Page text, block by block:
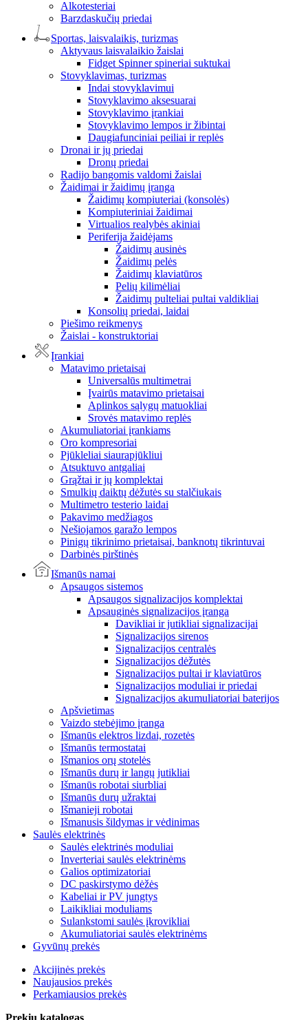
Alkotesteriai
Barzdaskučių priedai
Sportas, laisvalaikis, turizmas
Aktyvaus laisvalaikio žaislai
Fidget Spinner spineriai suktukai
Stovyklavimas, turizmas
Indai stovyklavimui
Stovyklavimo aksesuarai
Stovyklavimo įrankiai
Stovyklavimo lempos ir žibintai
Daugiafunciniai peiliai ir replės
Dronai ir jų priedai
Dronų priedai
Radijo bangomis valdomi žaislai
Žaidimai ir žaidimų įranga
Žaidimų kompiuteriai (konsolės)
Kompiuteriniai žaidimai
Virtualios realybės akiniai
Periferija žaidėjams
Žaidimų ausinės
Žaidimų pelės
Žaidimų klaviatūros
Pelių kilimėliai
Žaidimų pulteliai pultai valdikliai
Konsolių priedai, laidai
Piešimo reikmenys
Žaislai - konstruktoriai
Įrankiai
Matavimo prietaisai
Universalūs multimetrai
Įvairūs matavimo prietaisai
Aplinkos sąlygų matuokliai
Srovės matavimo replės
Akumuliatoriai įrankiams
Oro kompresoriai
Pjūkleliai siaurapjūkliui
Atsuktuvo antgaliai
Grąžtai ir jų komplektai
Smulkių daiktų dėžutės su stalčiukais
Multimetro testerio laidai
Pakavimo medžiagos
Nešiojamos garažo lempos
Pinigų tikrinimo prietaisai, banknotų tikrintuvai
Darbinės pirštinės
Išmanūs namai
Apsaugos sistemos
Apsaugos signalizacijos komplektai
Apsauginės signalizacijos įranga
Davikliai ir jutikliai signalizacijai
Signalizacijos sirenos
Signalizacijos centralės
Signalizacijos dėžutės
Signalizacijos pultai ir klaviatūros
Signalizacijos moduliai ir priedai
Signalizacijos akumuliatoriai baterijos
Apšvietimas
Vaizdo stebėjimo įranga
Išmanūs elektros lizdai, rozetės
Išmanūs termostatai
Išmanios orų stotelės
Išmanūs durų ir langų jutikliai
Išmanūs robotai siurbliai
Išmanūs durų užraktai
Išmanieji robotai
Išmanusis šildymas ir vėdinimas
Saulės elektrinės
Saulės elektrinės moduliai
Inverteriai saulės elektrinėms
Galios optimizatoriai
DC paskirstymo dėžės
Kabeliai ir PV jungtys
Laikikliai moduliams
Sulankstomi saulės įkrovikliai
Akumuliatoriai saulės elektrinėms
Gyvūnų prekės
Akcijinės prekės
Naujausios prekės
Perkamiausios prekės
Prekių katalogas